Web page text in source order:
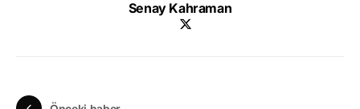
Senay Kahraman